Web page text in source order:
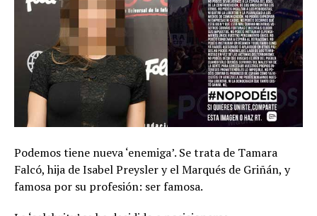
Podemos tiene nueva ‘enemiga’. Se trata de Tamara
Falcó, hija de Isabel Preysler y el Marqués de Griñán, y
famosa por su profesión: ser famosa.